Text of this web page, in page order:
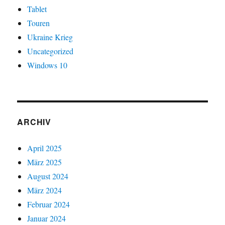
Tablet
Touren
Ukraine Krieg
Uncategorized
Windows 10
ARCHIV
April 2025
März 2025
August 2024
März 2024
Februar 2024
Januar 2024